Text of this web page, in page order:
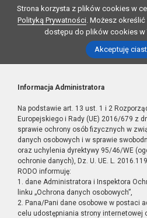
Strona korzysta z plików cookies w
Polityką Prywatności. Możesz
dostępu do plików cookies w
Akceptuję
Informacja Administratora
Na podstawie art. 13 ust. 1 i 2
Europejskiego i Rady (UE) 2016/679 z
sprawie ochrony osób fizycznych w
danych osobowych i w sprawie
oraz uchylenia dyrektywy 95/46/WE
ochronie danych), Dz. U. UE. L.
RODO informuję:
1. dane Administratora i Inspektora
linku „Ochrona danych osobowych”,
2. Pana/Pani dane osobowe w postaci
celu udostępniania strony internetowej